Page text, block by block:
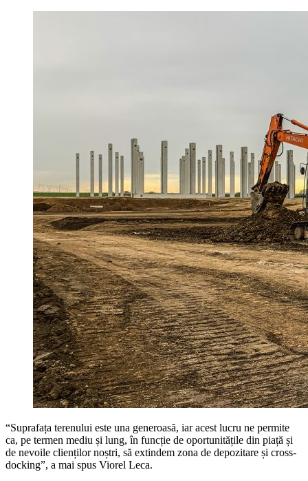
“Suprafața terenului este una generoasă, iar acest lucru ne permite
ca, pe termen mediu și lung, în funcție de oportunitățile din piață și
de nevoile clienților noștri, să extindem zona de depozitare și cross-
docking”, a mai spus Viorel Leca.